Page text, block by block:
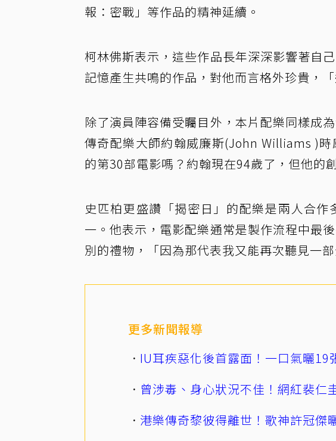
報：密戰」等作品的精神延續。
柯林佛斯表示，這些作品長年深深影響著自
記憶產生共鳴的作品，對他而言格外珍貴，
除了演員陣容備受矚目外，本片配樂同樣成
傳奇配樂大師約翰威廉斯(John Williams )
的第30部電影嗎？約翰現在94歲了，但他的
史匹柏更盛讚「揭密日」的配樂是兩人合
一。他表示，電影配樂通常是製作流程中最
別的禮物，「因為那代表我又能再次聽見一
更多新聞報導
IU耳疾惡化後首露面！一口氣曬19
曾涉毒、身心狀況不佳！網紅裴仁
港樂傳奇黎彼得離世！歌神許冠傑